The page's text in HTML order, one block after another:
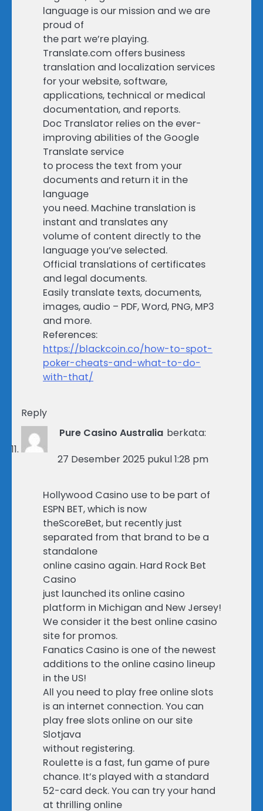
language is our mission and we are
proud of
the part we’re playing.
Translate.com offers business
translation and localization services
for your website, software,
applications, technical or medical
documentation, and reports.
Doc Translator relies on the ever-
improving abilities of the Google
Translate service
to process the text from your
documents and return it in the
language
you need. Machine translation is
instant and translates any
volume of content directly to the
language you’ve selected.
Official translations of certificates
and legal documents.
Easily translate texts, documents,
images, audio – PDF, Word, PNG, MP3
and more.
References:
https://blackcoin.co/how-to-spot-
poker-cheats-and-what-to-do-
with-that/
Reply
Pure Casino Australia berkata:
27 Desember 2025 pukul 1:28 pm
Hollywood Casino use to be part of
ESPN BET, which is now
theScoreBet, but recently just
separated from that brand to be a
standalone
online casino again. Hard Rock Bet
Casino
just launched its online casino
platform in Michigan and New Jersey!
We consider it the best online casino
site for promos.
Fanatics Casino is one of the newest
additions to the online casino lineup
in the US!
All you need to play free online slots
is an internet connection. You can
play free slots online on our site
Slotjava
without registering.
Roulette is a fast, fun game of pure
chance. It’s played with a standard
52-card deck. You can try your hand
at thrilling online